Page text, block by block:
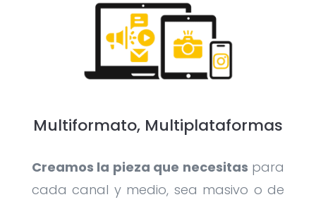
Multiformato, Multiplataformas
Creamos la pieza que necesitas para
cada canal y medio, sea masivo o de